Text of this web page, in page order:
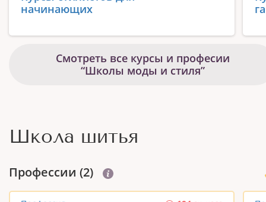
начинающих
Смотреть все курсы и професии
“Школы моды и стиля”
Школа шитья
Профеcсии (2)